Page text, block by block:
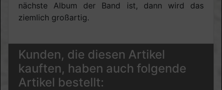
nächste Album der Band ist, dann wird das
ziemlich großartig.
Kunden, die diesen Artikel
kauften, haben auch folgende
Artikel bestellt: